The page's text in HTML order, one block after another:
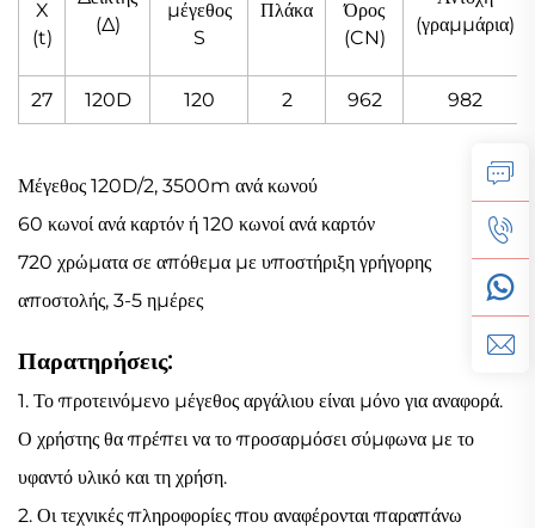
X
(t)
(Δ)
μέγεθος
S
Πλάκα
Όρος
(CN)
(γραμμάρια)
27 120D 120 2 962 982
Μέγεθος 120D/2, 3500m ανά κωνού
60 κωνοί ανά καρτόν ή 120 κωνοί ανά καρτόν
720 χρώματα σε απόθεμα με υποστήριξη γρήγορης
αποστολής, 3-5 ημέρες
Παρατηρήσεις:
1. Το προτεινόμενο μέγεθος αργάλιου είναι μόνο για αναφορά.
Ο χρήστης θα πρέπει να το προσαρμόσει σύμφωνα με το
υφαντό υλικό και τη χρήση.
2. Οι τεχνικές πληροφορίες που αναφέρονται παραπάνω